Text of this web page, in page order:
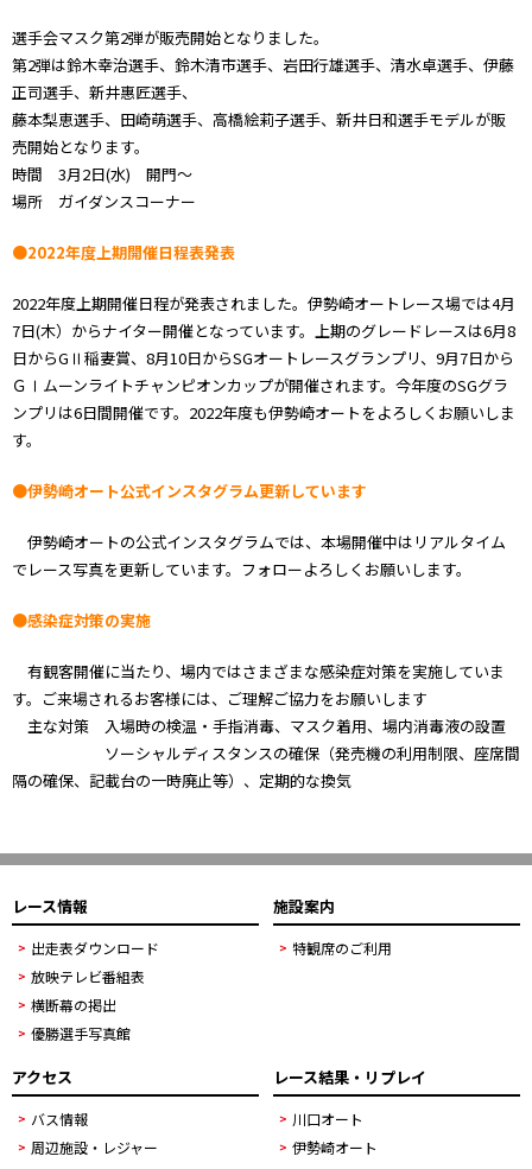
選手会マスク第2弾が販売開始となりました。
第2弾は鈴木幸治選手、鈴木清市選手、岩田行雄選手、清水卓選手、伊藤
正司選手、新井惠匠選手、
藤本梨恵選手、田崎萌選手、高橋絵莉子選手、新井日和選手モデルが販
売開始となります。
時間 3月2日(水) 開門～
場所 ガイダンスコーナー
●2022年度上期開催日程表発表
2022年度上期開催日程が発表されました。伊勢崎オートレース場では4月
7日(木）からナイター開催となっています。上期のグレードレースは6月8
日からGⅡ稲妻賞、8月10日からSGオートレースグランプリ、9月7日から
ＧⅠムーンライトチャンピオンカップが開催されます。今年度のSGグラ
ンプリは6日間開催です。2022年度も伊勢崎オートをよろしくお願いしま
す。
●伊勢崎オート公式インスタグラム更新しています
伊勢崎オートの公式インスタグラムでは、本場開催中はリアルタイム
でレース写真を更新しています。フォローよろしくお願いします。
●感染症対策の実施
有観客開催に当たり、場内ではさまざまな感染症対策を実施していま
す。ご来場されるお客様には、ご理解ご協力をお願いします
主な対策 入場時の検温・手指消毒、マスク着用、場内消毒液の設置
ソーシャルディスタンスの確保（発売機の利用制限、座席間
隔の確保、記載台の一時廃止等）、定期的な換気
レース情報
出走表ダウンロード
放映テレビ番組表
横断幕の掲出
優勝選手写真館
施設案内
特観席のご利用
アクセス
バス情報
周辺施設・レジャー
レース結果・リプレイ
川口オート
伊勢崎オート